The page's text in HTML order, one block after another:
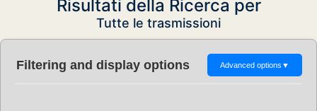
Risultati della Ricerca per
Tutte le trasmissioni
Filtering and display options Advanced options ▼